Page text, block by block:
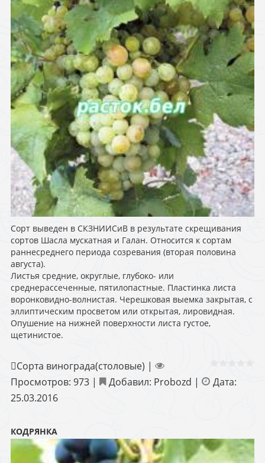
Сорт выведен в СКЗНИИСиВ в результате скрещивания
сортов Шасла мускатная и Галан. Относится к сортам
раннесреднего периода созревания (вторая половина
августа).
Листья средние, округлые, глубоко- или
среднерассеченные, пятилопастные. Пластинка листа
воронковидно-волнистая. Черешковая выемка закрытая, с
эллиптическим просветом или открытая, лировидная.
Опушение на нижней поверхности листа густое,
щетинистое.
Сорта винограда(столовые) |
Просмотров: 973 | Добавил: Probozd |
Дата:
25.03.2016
КОДРЯНКА